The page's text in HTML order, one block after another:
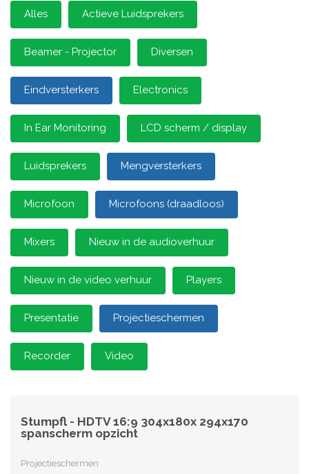
Alles Actieve Luidsprekers
Beamer - Projector Diversen
Eindversterkers Electronics
In Ear Monitoring LCD scherm / display
Luidsprekers Mengversterkers
Microfoon Microfoons (draadloos)
Mixers Nieuw in de audioverhuur
Nieuw in de video verhuur Players
Presentatie Projectieschermen
Recorder Video
Stumpfl - HDTV 16:9 304x180x 294x170
spanscherm opzicht
Projectieschermen